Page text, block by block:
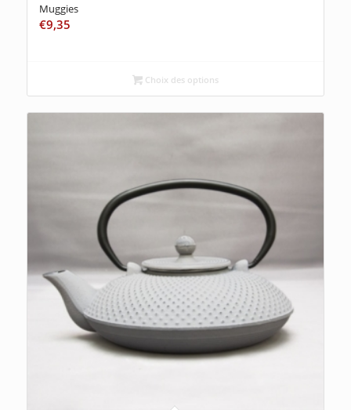
Muggies
€9,35
Choix des options